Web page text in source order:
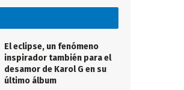
El eclipse, un fenómeno
inspirador también para el
desamor de Karol G en su
último álbum